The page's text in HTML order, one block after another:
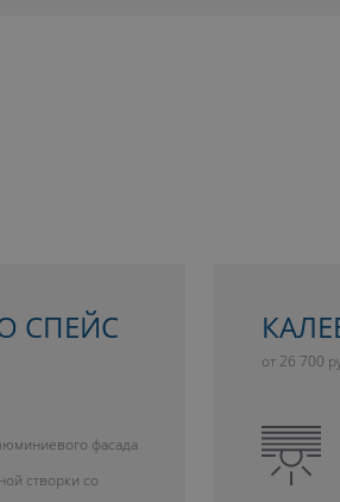
СПЕЙС
фасада
створки со
от 26 700